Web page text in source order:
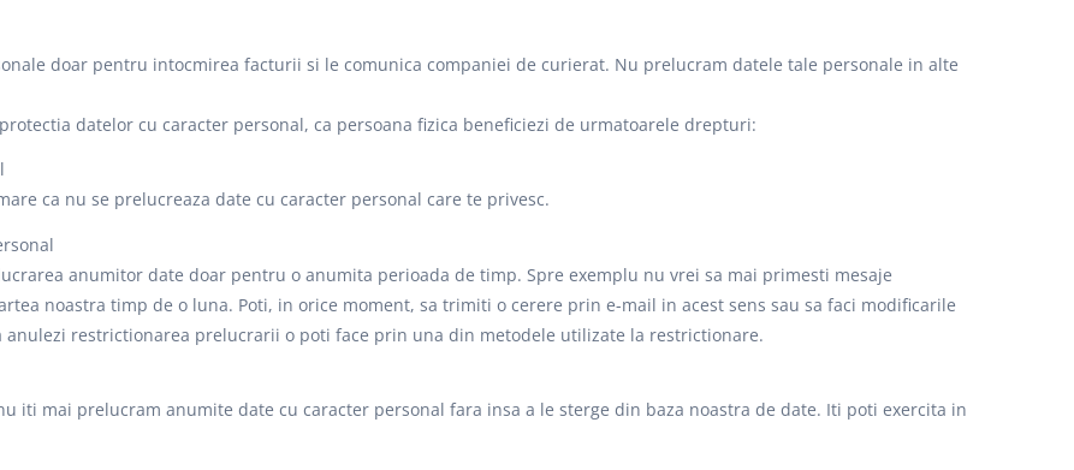
doar pentru intocmirea facturii si le comunica companiei de curierat. Nu prelucram datele tale personale in alte
datelor cu caracter personal, ca persoana fizica beneficiezi de urmatoarele drepturi:
ca nu se prelucreaza date cu caracter personal care te privesc.
anumitor date doar pentru o anumita perioada de timp. Spre exemplu nu vrei sa mai primesti mesaje
noastra timp de o luna. Poti, in orice moment, sa trimiti o cerere prin e-mail in acest sens sau sa faci modificarile
restrictionarea prelucrarii o poti face prin una din metodele utilizate la restrictionare.
iti mai prelucram anumite date cu caracter personal fara insa a le sterge din baza noastra de date. Iti poti exercita in